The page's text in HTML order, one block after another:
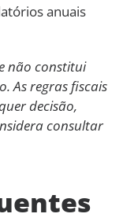
anuais
não constitui
As regras fiscais
decisão,
consultar